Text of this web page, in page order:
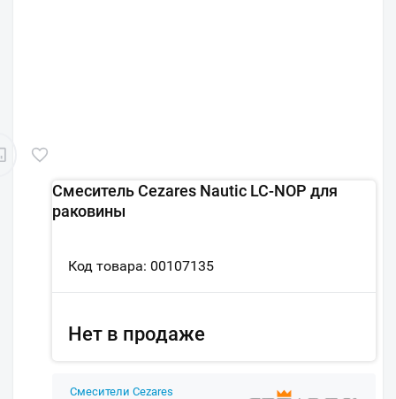
Смеситель Cezares Nautic LC-NOP для
раковины
Код товара: 00107135
Нет в продаже
Смесители Cezares